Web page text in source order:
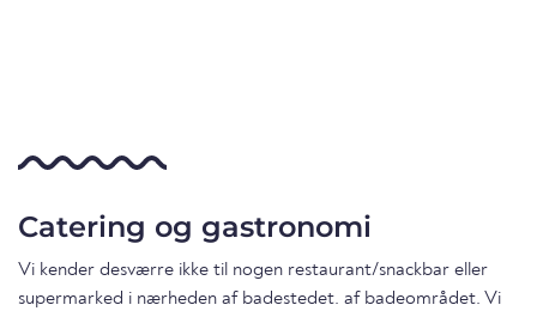
Catering og gastronomi
Vi kender desværre ikke til nogen restaurant/snackbar eller
supermarked i nærheden af badestedet. af badeområdet. Vi